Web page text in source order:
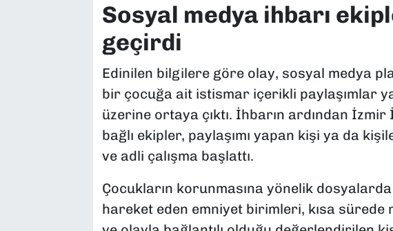
Sosyal medya ihbarı
geçirdi
Edinilen bilgilere göre olay, sosyal medya
bir çocuğa ait istismar içerikli paylaşımlar
üzerine ortaya çıktı. İhbarın ardından
bağlı ekipler, paylaşımı yapan kişi ya da
ve adli çalışma başlattı.
Çocukların korunmasına yönelik
hareket eden emniyet birimleri, kısa